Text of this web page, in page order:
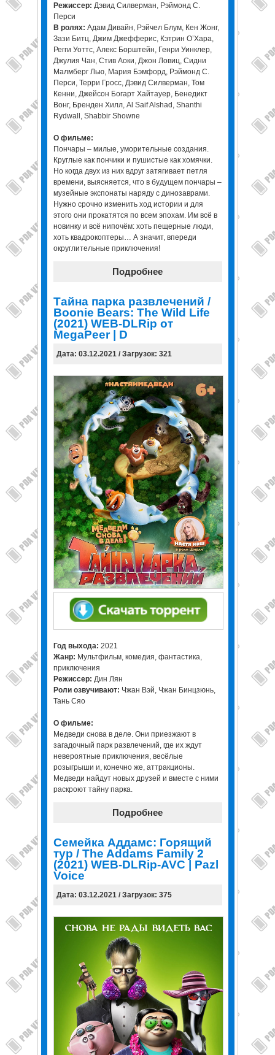
Режиссер: Дэвид Силверман, Рэймонд С.
Перси
В ролях: Адам Дивайн, Рэйчел Блум, Кен Жонг,
Зази Битц, Джим Джефферис, Кэтрин О’Хара,
Регги Уоттс, Алекс Борштейн, Генри Уинклер,
Джулия Чан, Стив Аоки, Джон Ловиц, Сидни
Малмберг Лью, Мария Бэмфорд, Рэймонд С.
Перси, Терри Гросс, Дэвид Силверман, Том
Кенни, Джейсон Богарт Хайтауер, Бенедикт
Вонг, Бренден Хилл, Al Saif Alshad, Shanthi
Rydwall, Shabbir Showne
О фильме:
Пончары – милые, уморительные создания.
Круглые как пончики и пушистые как хомячки.
Но когда двух из них вдруг затягивает петля
времени, выясняется, что в будущем пончары –
музейные экспонаты наряду с динозаврами.
Нужно срочно изменить ход истории и для
этого они прокатятся по всем эпохам. Им всё в
новинку и всё нипочём: хоть пещерные люди,
хоть квадрокоптеры… А значит, впереди
округлительные приключения!
Подробнее
Тайна парка развлечений /
Boonie Bears: The Wild Life
(2021) WEB-DLRip от
MegaPeer | D
Дата: 03.12.2021 / Загрузок: 321
Год выхода: 2021
Жанр: Мультфильм, комедия, фантастика,
приключения
Режиссер: Дин Лян
Роли озвучивают: Чжан Вэй, Чжан Бинцзюнь,
Тань Сяо
О фильме:
Медведи снова в деле. Они приезжают в
загадочный парк развлечений, где их ждут
невероятные приключения, весёлые
розыгрыши и, конечно же, аттракционы.
Медведи найдут новых друзей и вместе с ними
раскроют тайну парка.
Подробнее
Семейка Аддамс: Горящий
тур / The Addams Family 2
(2021) WEB-DLRip-AVC | Pazl
Voice
Дата: 03.12.2021 / Загрузок: 375